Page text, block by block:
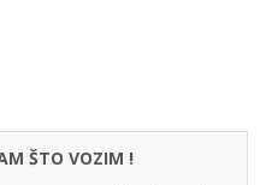
ŠTO VOZIM !